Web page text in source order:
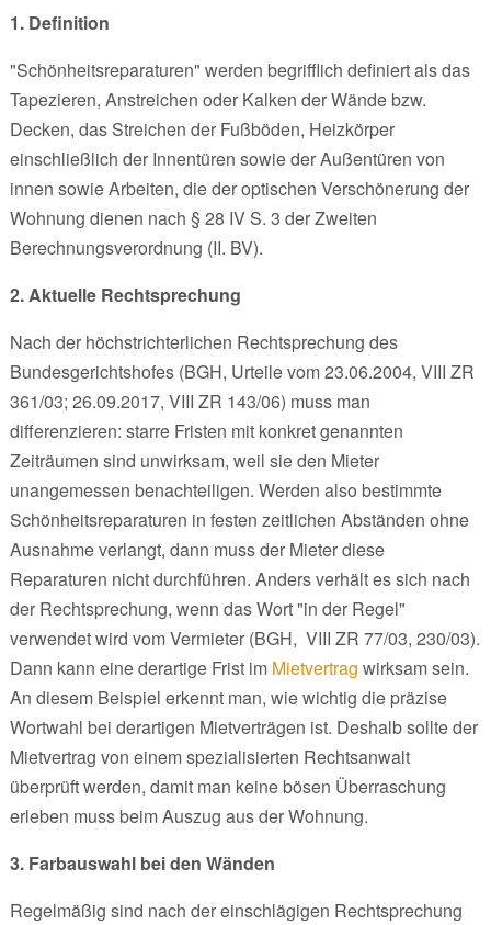
1. Definition
"Schönheitsreparaturen" werden begrifflich definiert als das
Tapezieren, Anstreichen oder Kalken der Wände bzw.
Decken, das Streichen der Fußböden, Heizkörper
einschließlich der Innentüren sowie der Außentüren von
innen sowie Arbeiten, die der optischen Verschönerung der
Wohnung dienen nach § 28 IV S. 3 der Zweiten
Berechnungsverordnung (II. BV).
2. Aktuelle Rechtsprechung
Nach der höchstrichterlichen Rechtsprechung des
Bundesgerichtshofes (BGH, Urteile vom 23.06.2004, VIII ZR
361/03; 26.09.2017, VIII ZR 143/06) muss man
differenzieren: starre Fristen mit konkret genannten
Zeiträumen sind unwirksam, weil sie den Mieter
unangemessen benachteiligen. Werden also bestimmte
Schönheitsreparaturen in festen zeitlichen Abständen ohne
Ausnahme verlangt, dann muss der Mieter diese
Reparaturen nicht durchführen. Anders verhält es sich nach
der Rechtsprechung, wenn das Wort "in der Regel"
verwendet wird vom Vermieter (BGH, VIII ZR 77/03, 230/03).
Dann kann eine derartige Frist im Mietvertrag wirksam sein.
An diesem Beispiel erkennt man, wie wichtig die präzise
Wortwahl bei derartigen Mietverträgen ist. Deshalb sollte der
Mietvertrag von einem spezialisierten Rechtsanwalt
überprüft werden, damit man keine bösen Überraschung
erleben muss beim Auszug aus der Wohnung.
3. Farbauswahl bei den Wänden
Regelmäßig sind nach der einschlägigen Rechtsprechung